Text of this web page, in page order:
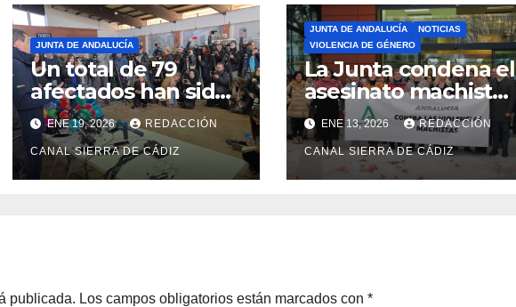
JUNTA DE ANDALUCÍA
Un total de 79
afectados han sido
ya dados de alta y
43 permanecen
ingresados
ENE 19, 2026 REDACCIÓN
CANAL SIERRA DE CÁDIZ
JUNTA DE ANDALUCÍA
NOTICIAS
VIOLENCIA DE GÉNERO
La Junta condena el
asesinato machista
de Olvera y aboga
por la unidad para
erradicar esta lacra
ENE 13, 2026 REDACCIÓN
CANAL SIERRA DE CÁDIZ
publicada. Los campos obligatorios están marcados con *